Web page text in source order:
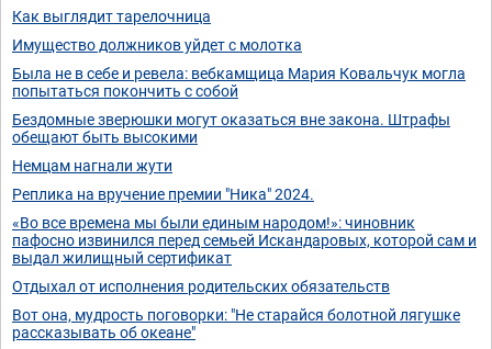
Как выглядит тарелочница
Имущество должников уйдет с молотка
Была не в себе и ревела: вебкамщица Мария Ковальчук могла
попытаться покончить с собой
Бездомные зверюшки могут оказаться вне закона. Штрафы
обещают быть высокими
Немцам нагнали жути
Реплика на вручение премии "Ника" 2024.
«Во все времена мы были единым народом!»: чиновник
пафосно извинился перед семьей Искандаровых, которой сам и
выдал жилищный сертификат
Отдыхал от исполнения родительских обязательств
Вот она, мудрость поговорки: "Не старайся болотной лягушке
рассказывать об океане"